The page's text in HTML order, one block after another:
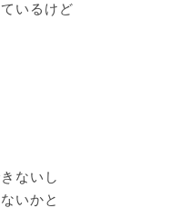
いるけど
ないし
いかと